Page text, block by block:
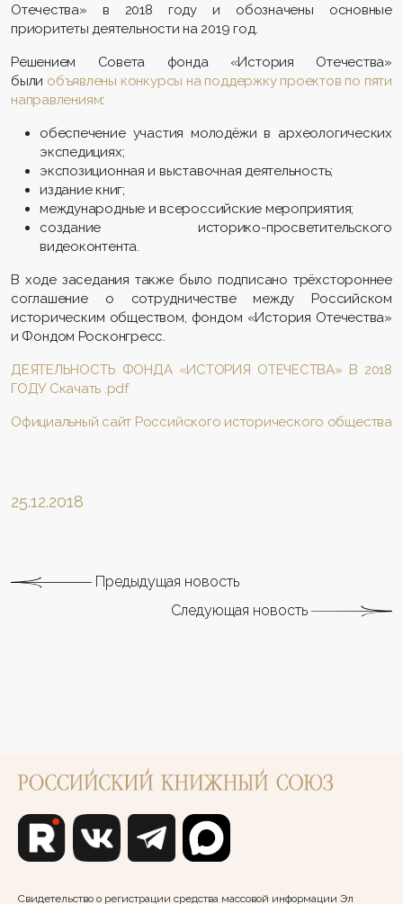
Отечества» в 2018 году и обозначены основные
приоритеты деятельности на 2019 год.
Решением Совета фонда «История Отечества»
были объявлены конкурсы на поддержку проектов по пяти
направлениям:
обеспечение участия молодёжи в археологических
экспедициях;
экспозиционная и выставочная деятельность;
издание книг;
международные и всероссийские мероприятия;
создание историко-просветительского
видеоконтента.
В ходе заседания также было подписано трёхстороннее
соглашение о сотрудничестве между Российском
историческим обществом, фондом «История Отечества»
и Фондом Росконгресс.
ДЕЯТЕЛЬНОСТЬ ФОНДА «ИСТОРИЯ ОТЕЧЕСТВА» В 2018
ГОДУ Скачать .pdf
Официальный сайт Российского исторического общества
25.12.2018
Предыдущая новость
Следующая новость
Свидетельство о регистрации средства массовой информации Эл